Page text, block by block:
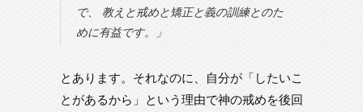
で、 教えと戒めと矯正と義の訓練とのた
めに有益です。」
とあります。それなのに、自分が「したいこ
とがあるから」という理由で神の戒めを後回